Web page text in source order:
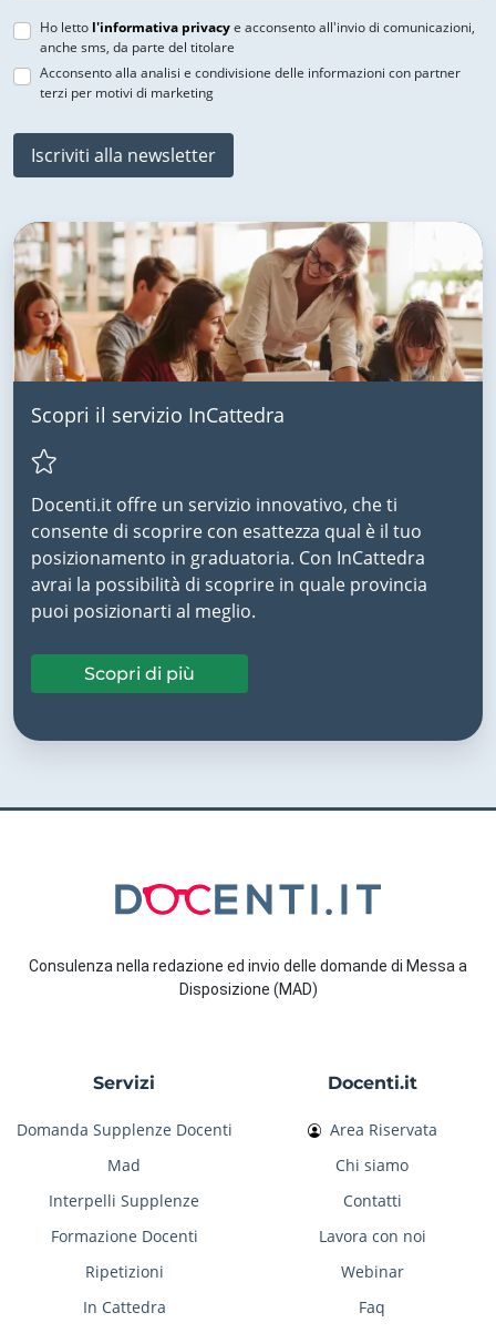
Ho letto l'informativa privacye acconsento all'invio di comunicazioni,
anche sms, da parte del titolare
Acconsento alla analisi e condivisione delle informazioni con partner
terzi per motivi di marketing
Iscriviti alla newsletter
Scopri il servizio InCattedra
Docenti.it offre un servizio innovativo, che ti
consente di scoprire con esattezza qual è il tuo
posizionamento in graduatoria. Con InCattedra
avrai la possibilità di scoprire in quale provincia
puoi posizionarti al meglio.
Scopri di più
Consulenza nella redazione ed invio delle domande di Messa a
Disposizione (MAD)
Servizi
Domanda Supplenze Docenti
Mad
Interpelli Supplenze
Formazione Docenti
Ripetizioni
In Cattedra
Docenti.it
Area Riservata
Chi siamo
Contatti
Lavora con noi
Webinar
Faq